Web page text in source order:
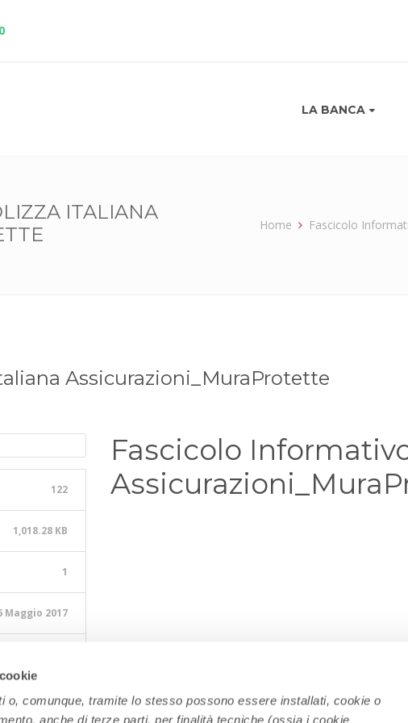
o, comunque, tramite lo stesso possono essere installati, cookie o
anche di terze parti, per finalità tecniche (ossia i cookie
LA BANCA
ITALIANA
Home Fascicolo
Assicurazioni_MuraProtette
122
1,018.28 KB
1
Maggio 2017
Fascicolo